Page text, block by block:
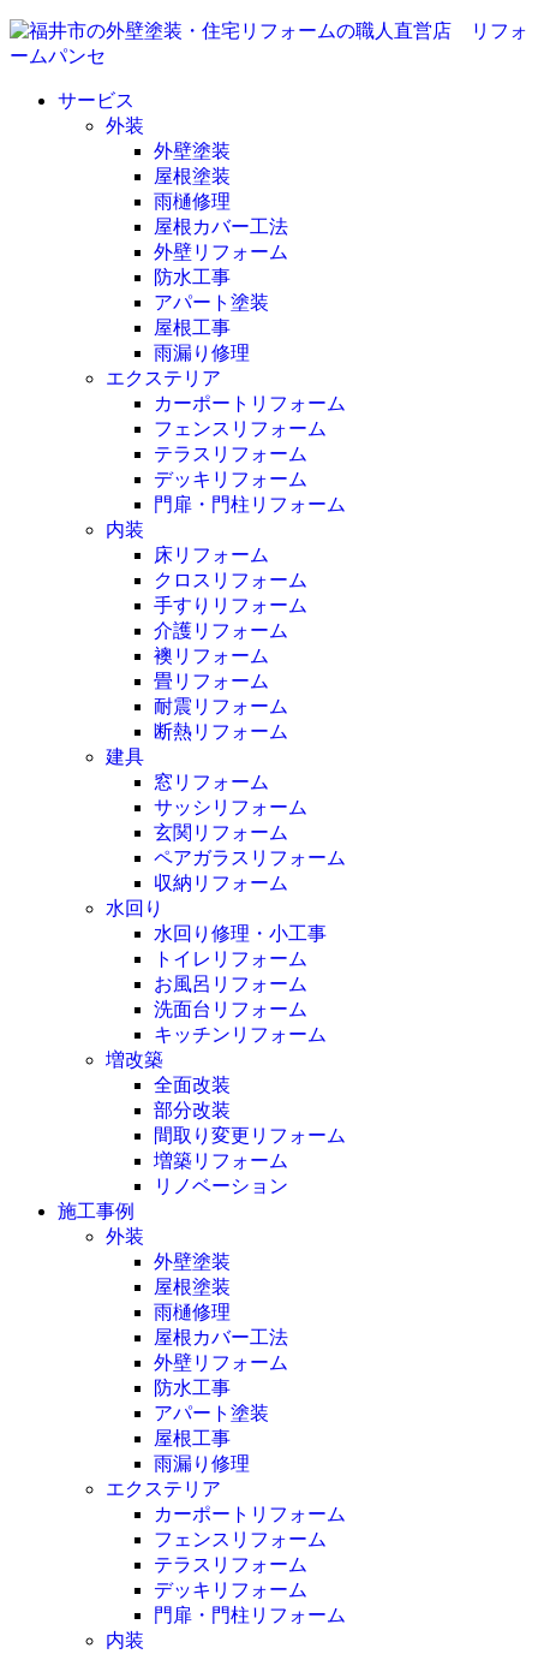
サービス
外装
外壁塗装
屋根塗装
雨樋修理
屋根カバー工法
外壁リフォーム
防水工事
アパート塗装
屋根工事
雨漏り修理
エクステリア
カーポートリフォーム
フェンスリフォーム
テラスリフォーム
デッキリフォーム
門扉・門柱リフォーム
内装
床リフォーム
クロスリフォーム
手すりリフォーム
介護リフォーム
襖リフォーム
畳リフォーム
耐震リフォーム
断熱リフォーム
建具
窓リフォーム
サッシリフォーム
玄関リフォーム
ペアガラスリフォーム
収納リフォーム
水回り
水回り修理・小工事
トイレリフォーム
お風呂リフォーム
洗面台リフォーム
キッチンリフォーム
増改築
全面改装
部分改装
間取り変更リフォーム
増築リフォーム
リノベーション
施工事例
外装
外壁塗装
屋根塗装
雨樋修理
屋根カバー工法
外壁リフォーム
防水工事
アパート塗装
屋根工事
雨漏り修理
エクステリア
カーポートリフォーム
フェンスリフォーム
テラスリフォーム
デッキリフォーム
門扉・門柱リフォーム
内装